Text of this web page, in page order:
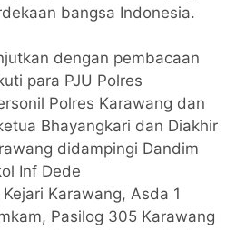
bangsa Indonesia.
dengan pembacaan
para PJU Polres
Polres Karawang dan
Bhayangkari dan Diakhir
didampingi Dandim
Inf Dede
Karawang, Asda 1
Pasilog 305 Karawang